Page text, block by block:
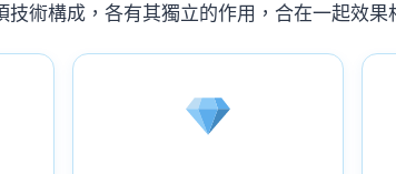
術構成，各有其獨立的作用，合在一起效果